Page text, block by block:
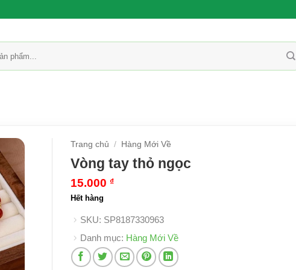
Trang chủ / Hàng Mới Về
Vòng tay thỏ ngọc
15.000 ₫
Hết hàng
SKU: SP8187330963
Danh mục: Hàng Mới Về